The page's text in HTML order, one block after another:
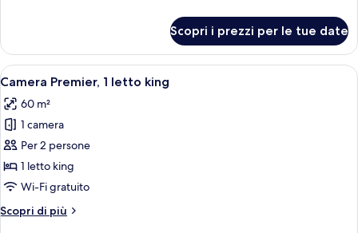
Junior,
letto
Scopri i prezzi per le tue date
Apri
tutte
le
foto
per
Camera
Premier,
letto
Una camera d'albergo con un letto
6
Camera Premier, 1 letto king
60 m²
1 camera
Per 2 persone
1 letto king
Wi-Fi gratuito
Scopri di più
Altri